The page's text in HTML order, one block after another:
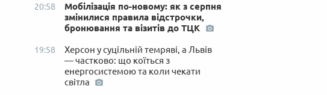
20:58
Мобілізація по-новому: як з серпня
змінилися правила відстрочки,
бронювання та візитів до ТЦК
19:58
Херсон у суцільній темряві, а Львів
— частково: що коїться з
енергосистемою та коли чекати
світла